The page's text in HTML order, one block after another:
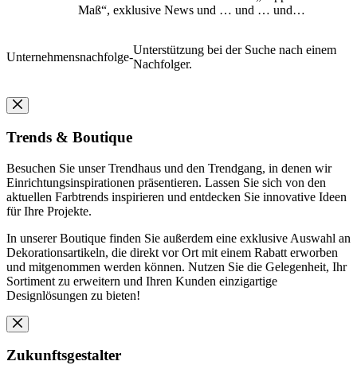
Maß“, exklusive News und … und … und…
Unternehmensnachfolge-
Unterstützung bei der Suche nach einem
Nachfolger.
Trends & Boutique
Besuchen Sie unser Trendhaus und den Trendgang, in denen wir
Einrichtungsinspirationen präsentieren. Lassen Sie sich von den
aktuellen Farbtrends inspirieren und entdecken Sie innovative Ideen
für Ihre Projekte.
In unserer Boutique finden Sie außerdem eine exklusive Auswahl an
Dekorationsartikeln, die direkt vor Ort mit einem Rabatt erworben
und mitgenommen werden können. Nutzen Sie die Gelegenheit, Ihr
Sortiment zu erweitern und Ihren Kunden einzigartige
Designlösungen zu bieten!
Zukunftsgestalter